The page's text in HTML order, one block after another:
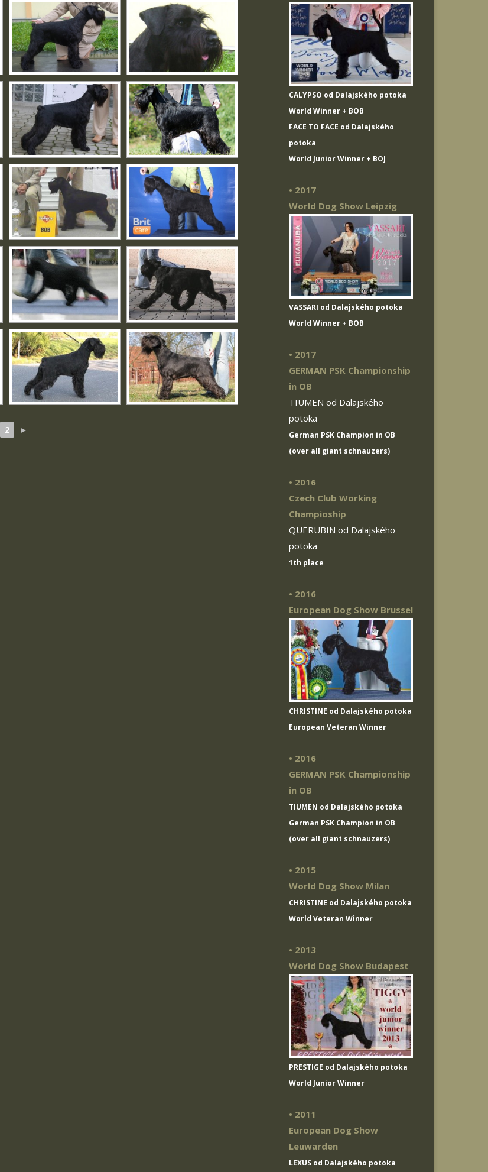
2 ►
CALYPSO od Dalajského potoka
World Winner + BOB
FACE TO FACE od Dalajského
potoka
World Junior Winner + BOJ
• 2017
World Dog Show Leipzig
VASSARI od Dalajského potoka
World Winner + BOB
• 2017
GERMAN PSK Championship
in OB
TIUMEN od Dalajského
potoka
German PSK Champion in OB
(over all giant schnauzers)
• 2016
Czech Club Working
Champioship
QUERUBIN od Dalajského
potoka
1th place
• 2016
European Dog Show Brussel
CHRISTINE od Dalajského potoka
European Veteran Winner
• 2016
GERMAN PSK Championship
in OB
TIUMEN od Dalajského potoka
German PSK Champion in OB
(over all giant schnauzers)
• 2015
World Dog Show Milan
CHRISTINE od Dalajského potoka
World Veteran Winner
• 2013
World Dog Show Budapest
PRESTIGE od Dalajského potoka
World Junior Winner
• 2011
European Dog Show
Leuwarden
LEXUS od Dalajského potoka